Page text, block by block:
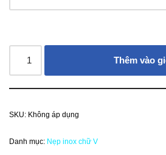
Thêm vào
SKU: Không áp dụng
Danh mục: Nẹp inox chữ V